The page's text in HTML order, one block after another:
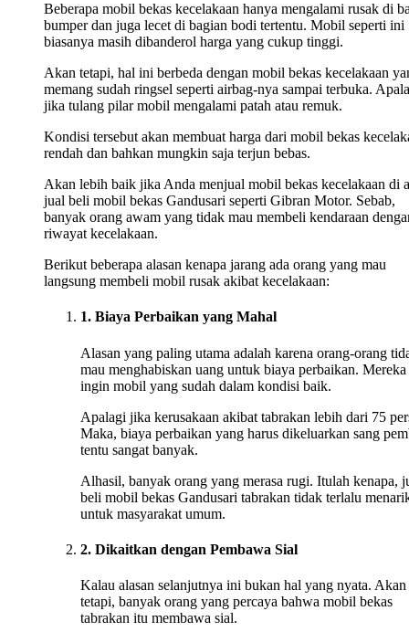
Beberapa mobil bekas kecelakaan hanya mengalami rusak di
bumper dan juga lecet di bagian bodi tertentu. Mobil seperti ini
biasanya masih dibanderol harga yang cukup tinggi.
Akan tetapi, hal ini berbeda dengan mobil bekas kecelakaan
memang sudah ringsel seperti airbag-nya sampai terbuka.
jika tulang pilar mobil mengalami patah atau remuk.
Kondisi tersebut akan membuat harga dari mobil bekas
rendah dan bahkan mungkin saja terjun bebas.
Akan lebih baik jika Anda menjual mobil bekas kecelakaan di
jual beli mobil bekas Gandusari seperti Gibran Motor. Sebab,
banyak orang awam yang tidak mau membeli kendaraan
riwayat kecelakaan.
Berikut beberapa alasan kenapa jarang ada orang yang mau
langsung membeli mobil rusak akibat kecelakaan:
1. Biaya Perbaikan yang Mahal
Alasan yang paling utama adalah karena orang-orang
mau menghabiskan uang untuk biaya perbaikan. Mereka
ingin mobil yang sudah dalam kondisi baik.
Apalagi jika kerusakaan akibat tabrakan lebih dari 75
Maka, biaya perbaikan yang harus dikeluarkan sang
tentu sangat banyak.
Alhasil, banyak orang yang merasa rugi. Itulah kenapa,
beli mobil bekas Gandusari tabrakan tidak terlalu
untuk masyarakat umum.
2. Dikaitkan dengan Pembawa Sial
Kalau alasan selanjutnya ini bukan hal yang nyata. Akan
tetapi, banyak orang yang percaya bahwa mobil bekas
tabrakan itu membawa sial.